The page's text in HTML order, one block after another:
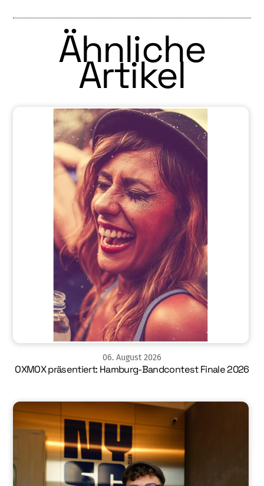
Ähnliche
Artikel
06. August 2026
OXMOX präsentiert: Hamburg-Bandcontest Finale 2026